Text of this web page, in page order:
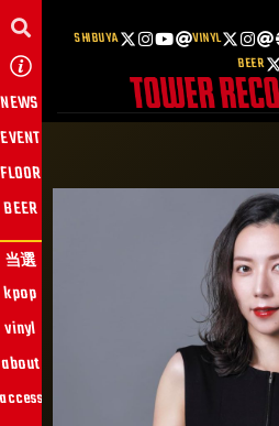
SHIBUYA VINYL
BEER
NEWS
EVENT
当選
FLOOR
BEER
kpop
vinyl
about